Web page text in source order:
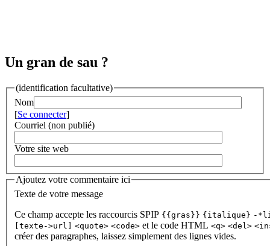
Un gran de sau ?
(identification facultative)
Nom
[Se connecter]
Courriel (non publié)
Votre site web
Ajoutez votre commentaire ici
Texte de votre message
Ce champ accepte les raccourcis SPIP {{gras}} {italique} -
[texte->url] <quote> <code> et le code HTML <q> <del>
créer des paragraphes, laissez simplement des lignes vides.